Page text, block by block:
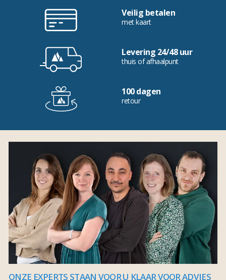
Veilig betalen
met kaart
Levering 24/48 uur
thuis of afhaalpunt
100 dagen
retour
ONZE EXPERTS STAAN VOOR U KLAAR VOOR ADVIES